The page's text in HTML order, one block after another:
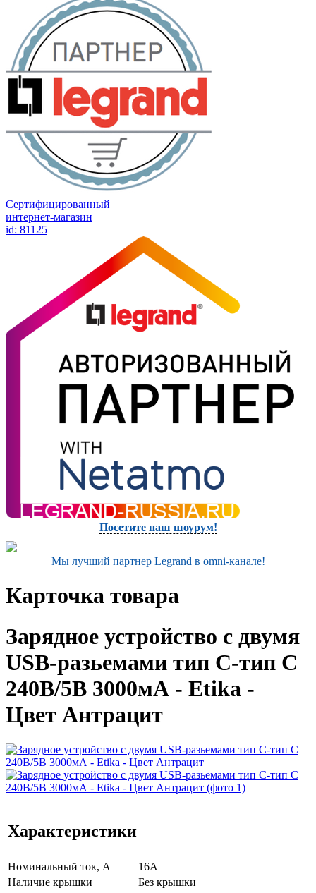
Сертифицированный
интернет-магазин
id: 81125
Посетите наш шоурум!
Мы лучший партнер Legrand в omni-канале!
Карточка товара
Зарядное устройство с двумя
USB-разьемами тип C-тип С
240В/5В 3000мА - Etika -
Цвет Антрацит
Характеристики
Нoминальный ток, А
16А
Наличие крышки
Без крышки